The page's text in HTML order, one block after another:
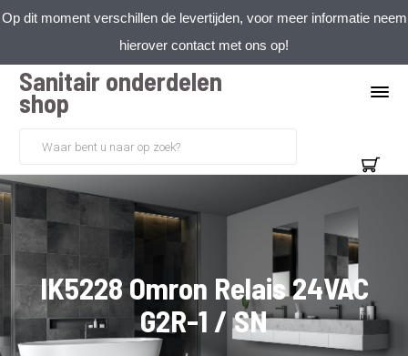
Op dit moment verschillen de levertijden, voor meer informatie neem
hierover contact met ons op!
Sanitair onderdelen
shop
IK5228 Omron Relais 24VAC
G2R-1 / SN